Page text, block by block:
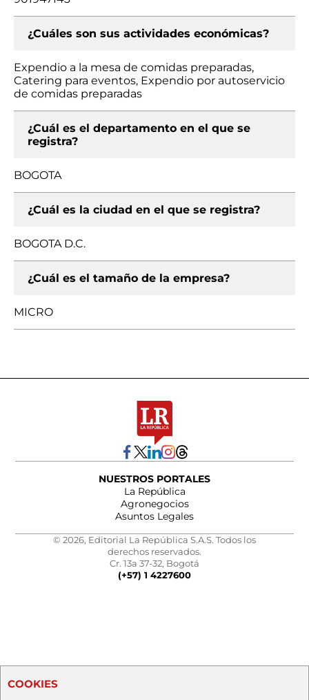
¿Cuáles son sus actividades económicas?
Expendio a la mesa de comidas preparadas,
Catering para eventos, Expendio por autoservicio
de comidas preparadas
¿Cuál es el departamento en el que se
registra?
BOGOTA
¿Cuál es la ciudad en el que se registra?
BOGOTA D.C.
¿Cuál es el tamaño de la empresa?
MICRO
NUESTROS PORTALES
La República
Agronegocios
Asuntos Legales
© 2026, Editorial La República S.A.S. Todos los
derechos reservados.
Cr. 13a 37-32, Bogotá
(+57) 1 4227600
COOKIES